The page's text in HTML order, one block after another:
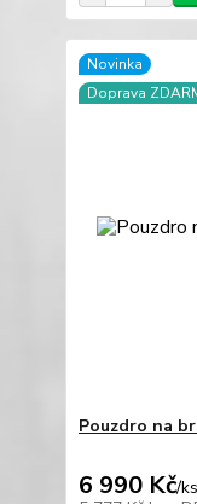
Novinka
Doprava
Pouzdro na
6 990 Kč/ks